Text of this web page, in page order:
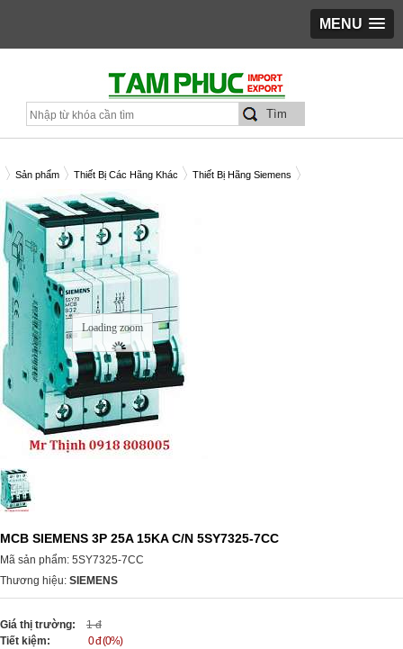
MENU
Sản phẩm Thiết Bị Các Hãng Khác
Thiết Bị Hãng Siemens
SIEMENS 3P 25A 15KA C/N 5SY7325-7CC
Loading zoom
MCB SIEMENS 3P 25A 15KA C/N 5SY7325-7CC
Mã sản phẩm: 5SY7325-7CC
Thương hiệu: SIEMENS
Giá thị trường:
1 đ
Tiết kiệm:
0 đ (0%)